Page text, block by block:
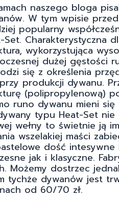
naszego bloga
W tym wpisie
popularny
Set. Charakterystyczna
wykorzystująca
dużej gęstości
się z określenia
produkcji dywanu.
(polipropylenową)
runo dywanu mieni się
typu Heat-Set nie
wełny to świetnie ją
wszelakiej maści
dość
jak i klasyczne.
Możemy dostrzec
tychże dywanów jest
od 60/70 zł.